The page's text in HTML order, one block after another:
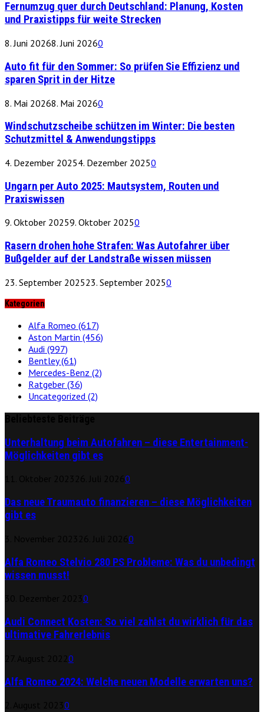
Fernumzug quer durch Deutschland: Planung, Kosten
und Praxistipps für weite Strecken
8. Juni 20268. Juni 20260
Auto fit für den Sommer: So prüfen Sie Effizienz und
sparen Sprit in der Hitze
8. Mai 20268. Mai 20260
Windschutzscheibe schützen im Winter: Die besten
Schutzmittel & Anwendungstipps
4. Dezember 20254. Dezember 20250
Ungarn per Auto 2025: Mautsystem, Routen und
Praxiswissen
9. Oktober 20259. Oktober 20250
Rasern drohen hohe Strafen: Was Autofahrer über
Bußgelder auf der Landstraße wissen müssen
23. September 202523. September 20250
Kategorien
Alfa Romeo (617)
Aston Martin (456)
Audi (997)
Bentley(61)
Mercedes-Benz (2)
Ratgeber (36)
Uncategorized (2)
Unterhaltung beim Autofahren – diese Entertainment-
Möglichkeiten gibt es
0
Das neue Traumauto finanzieren – diese Möglichkeiten
gibt es
0
Alfa Romeo Stelvio 280 PS Probleme: Was du unbedingt
wissen musst!
0
Audi Connect Kosten: So viel zahlst du wirklich für das
ultimative Fahrerlebnis
0
Alfa Romeo 2024: Welche neuen Modelle erwarten uns?
0